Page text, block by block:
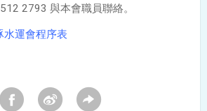
2793 與本會職員聯絡。
水運會程序表